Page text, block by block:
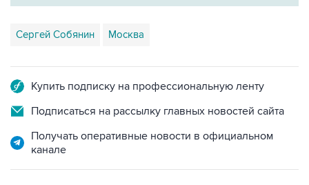
Сергей Собянин Москва
Купить подписку на профессиональную ленту
Подписаться на рассылку главных новостей сайта
Получать оперативные новости в официальном
канале